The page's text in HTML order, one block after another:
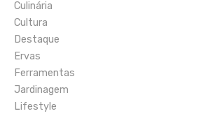
Culinária
Cultura
Destaque
Ervas
Ferramentas
Jardinagem
Lifestyle